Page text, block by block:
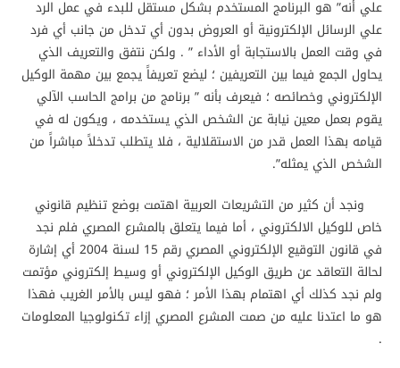
علي أنه” هو البرنامج المستخدم بشكل مستقل للبدء في عمل الرد
علي الرسائل الإلكترونية أو العروض بدون أي تدخل من جانب أي فرد
في وقت العمل بالاستجابة أو الأداء ” . ولكن نتفق والتعريف الذي
يحاول الجمع فيما بين التعريفين ؛ ليضع تعريفاً يجمع بين مهمة الوكيل
الإلكتروني وخصائصه ؛ فيعرف بأنه ” برنامج من برامج الحاسب الآلي
يقوم بعمل معين نيابة عن الشخص الذي يستخدمه ، ويكون له في
قيامه بهذا العمل قدر من الاستقلالية ، فلا يتطلب تدخلاً مباشراً من
الشخص الذي يمثله”.
ونجد أن كثير من التشريعات العربية اهتمت بوضع تنظيم قانوني
خاص للوكيل الالكتروني ، أما فيما يتعلق بالمشرع المصري فلم نجد
في قانون التوقيع الإلكتروني المصري رقم 15 لسنة 2004 أي إشارة
لحالة التعاقد عن طريق الوكيل الإلكتروني أو وسيط إلكتروني مؤتمت
ولم نجد كذلك أي اهتمام بهذا الأمر ؛ فهو ليس بالأمر الغريب فهذا
هو ما اعتدنا عليه من صمت المشرع المصري إزاء تكنولوجيا المعلومات